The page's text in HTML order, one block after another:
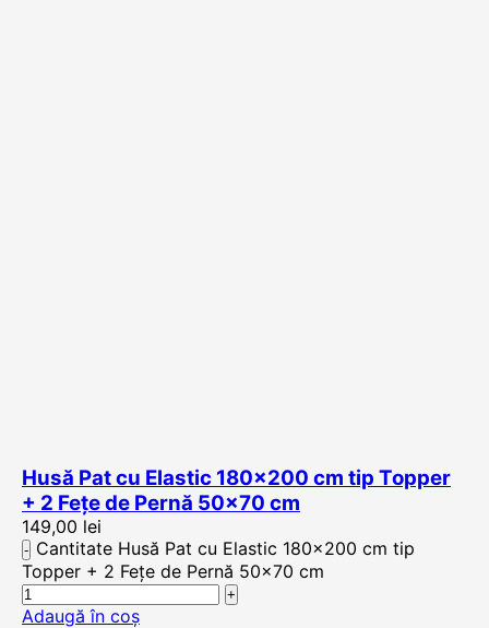
Husă Pat cu Elastic 180×200 cm tip Topper
+ 2 Fețe de Pernă 50×70 cm
149,00 lei
Cantitate Husă Pat cu Elastic 180x200 cm tip
Topper + 2 Fețe de Pernă 50x70 cm
Adaugă în coș